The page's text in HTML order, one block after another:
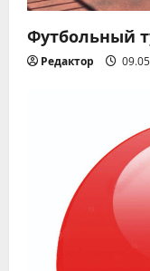
Футбольный
Редактор